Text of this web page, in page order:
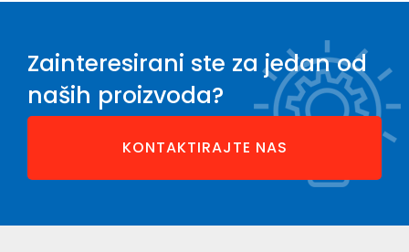
Zainteresirani ste za jedan od
naših proizvoda?
KONTAKTIRAJTE NAS